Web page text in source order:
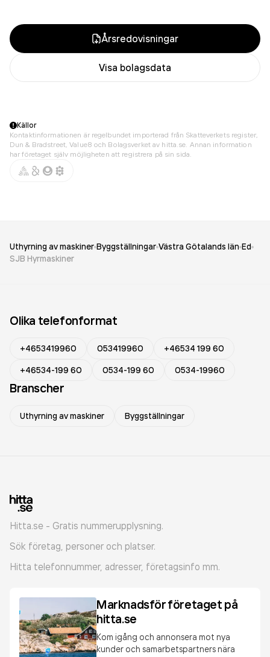
Årsredovisningar
Visa bolagsdata
Källor
Kontaktinformationen är regelbundet importerad från Skatteverkets register,
Dun & Bradstreet, Value8 och Bolagsverket av hitta.se. Annan information
har företaget själv möjligheten att registrera på sin sida.
Uthyrning av maskiner Byggställningar Västra Götalands län Ed
SJB Hyrmaskiner
Olika telefonformat
+4653419960 053419960
+46534 199 60
+46534-199 60
0534-199 60 0534-19960
Branscher
Uthyrning av maskiner Byggställningar
Hitta.se - Gratis nummerupplysning.
Sök företag, personer och platser.
Hitta telefonnummer, adresser, företagsinfo mm.
Marknadsför företaget på
hitta.se
Kom igång och annonsera mot nya
kunder och samarbetspartners nära